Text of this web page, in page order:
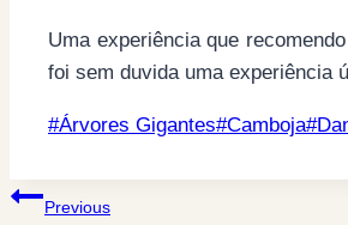
Uma experiência que
foi sem duvida uma experiência
Post
#Árvores Gigantes#Camboja#
PostPrevious